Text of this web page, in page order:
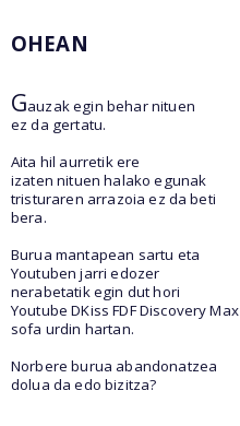
OHEAN
Gauzak egin behar nituen
ez da gertatu.
Aita hil aurretik ere
izaten nituen halako egunak
tristuraren arrazoia ez da beti
bera.
Burua mantapean sartu eta
Youtuben jarri edozer
nerabetatik egin dut hori
Youtube DKiss FDF Discovery Max
sofa urdin hartan.
Norbere burua abandonatzea
dolua da edo bizitza?